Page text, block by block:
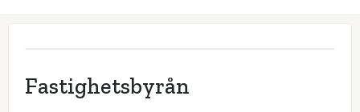
Fastighetsbyrån